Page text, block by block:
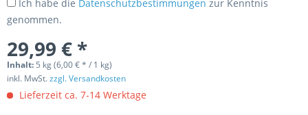
Ich habe die Datenschutzbestimmungen zur Kenntnis
genommen.
29,99 € *
Inhalt: 5 kg (6,00 € * / 1 kg)
inkl. MwSt.zzgl. Versandkosten
Lieferzeit ca. 7-14 Werktage